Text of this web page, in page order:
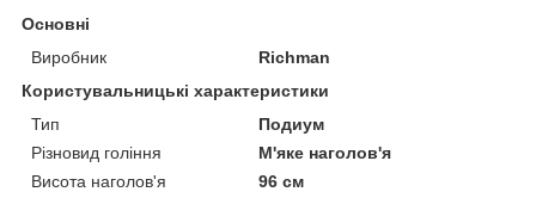
Основні
Виробник
Richman
Користувальницькі характеристики
Тип
Подиум
Різновид гоління
М'яке наголов'я
Висота наголов'я
96 см